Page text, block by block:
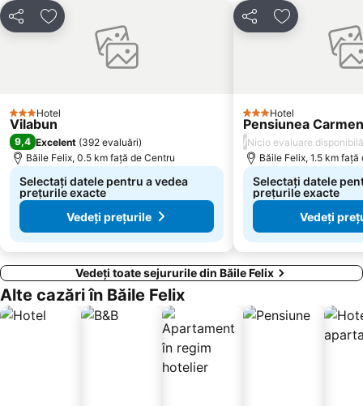
DistribuițiAdăugaţi la favorite
3 SteleHotel
Vilabun
9,4 Excelent (392 evaluări)
Băile Felix, 0.5 km faţă de Centru
Selectați datele pentru a vedea
prețurile exacte
Vedeți prețurile
DistribuițiAdăugaţi la
3 SteleHotel
Pensiunea Carmen
/Nicio evaluare disponibilă
Băile Felix, 1.5 km faţă
Selectați datele
prețurile exacte
Vedeți
Vedeți toate sejururile din Băile Felix
Alte cazări în Băile Felix